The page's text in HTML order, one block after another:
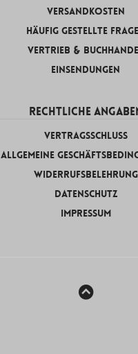
Versandkosten
Häufig gestellte
Vertrieb &
Einsendungen
RECHTLICHE
Vertragsschluss
Allgemeine
Widerrufsbelehrung
Datenschutz
Impressum